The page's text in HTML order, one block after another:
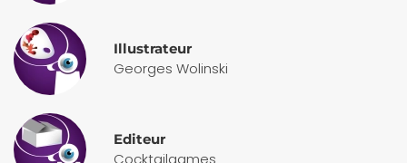
Illustrateur
Georges Wolinski
Editeur
Cocktailgames